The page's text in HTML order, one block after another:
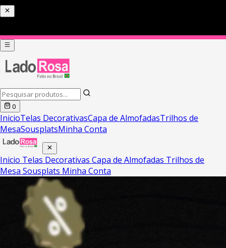
0
InicioTelas DecorativasCapa de AlmofadasTrilhos de
MesaSousplatsMinha Conta
Inicio Telas Decorativas Capa de Almofadas Trilhos de
Mesa Sousplats Minha Conta